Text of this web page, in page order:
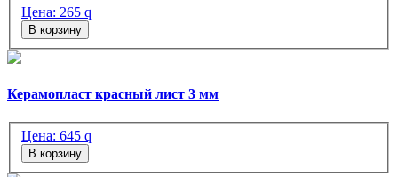
Цена: 265 q
В корзину
Керамопласт красный лист 3 мм
Цена: 645 q
В корзину